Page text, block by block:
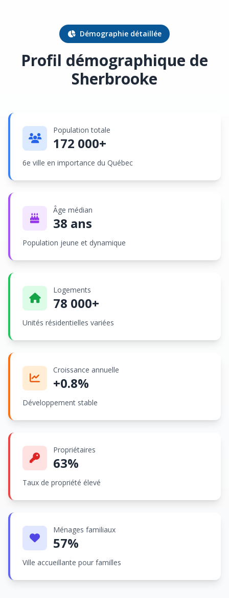
Démographie détaillée
Profil démographique de
Sherbrooke
Population totale
172 000+
6e ville en importance du Québec
Âge médian
38 ans
Population jeune et dynamique
Logements
78 000+
Unités résidentielles variées
Croissance annuelle
+0.8%
Développement stable
Propriétaires
63%
Taux de propriété élevé
Ménages familiaux
57%
Ville accueillante pour familles